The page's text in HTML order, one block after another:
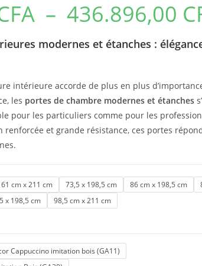
– 436.896,00
modernes et étanches :
intérieure accorde de plus en plus
les portes de chambre modernes et étanches
pour les particuliers comme pour les
et grande résistance, ces portes
61 cm x 211 cm 73,5 x 198,5 cm 86 cm x 198,5 cm
x 198,5 cm 98,5 cm x 211 cm
Cappuccino imitation bois (GA11)